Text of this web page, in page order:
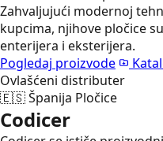
Zahvaljujući modernoj
kupcima, njihove pločice
enterijera i eksterijera.
Pogledaj proizvode
Ovlašćeni distributer
🇪🇸Španija Pločice
Codicer